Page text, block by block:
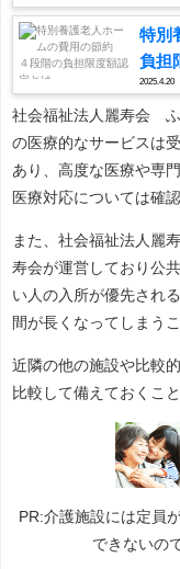
特別
負担
2025.4.20
社会福祉法人麗寿会 ふ
の医療的なサービスは
あり、高度な医療や専
医療対応については確
また、社会福祉法人
寿会が運営しており公
い人の入所が優先され
間が長くなってしまう
近隣の他の施設や比較
比較して備えておくこ
PR:介護施設には定員
できないの